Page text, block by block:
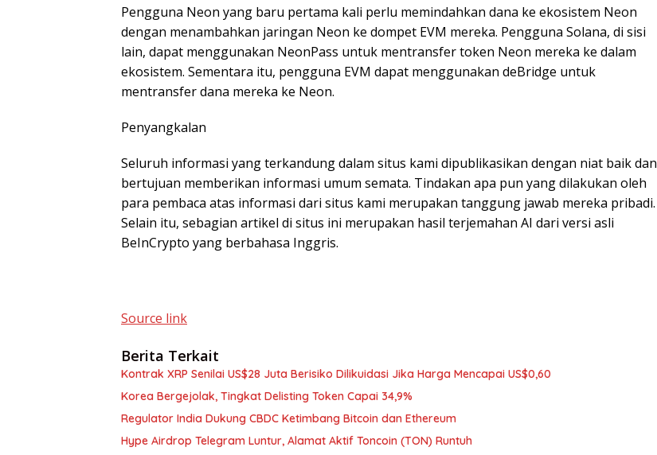
Pengguna Neon yang baru pertama kali perlu memindahkan dana ke ekosistem Neon
dengan menambahkan jaringan Neon ke dompet EVM mereka. Pengguna Solana, di sisi
lain, dapat menggunakan NeonPass untuk mentransfer token Neon mereka ke dalam
ekosistem. Sementara itu, pengguna EVM dapat menggunakan deBridge untuk
mentransfer dana mereka ke Neon.
Penyangkalan
Seluruh informasi yang terkandung dalam situs kami dipublikasikan dengan niat baik dan
bertujuan memberikan informasi umum semata. Tindakan apa pun yang dilakukan oleh
para pembaca atas informasi dari situs kami merupakan tanggung jawab mereka pribadi.
Selain itu, sebagian artikel di situs ini merupakan hasil terjemahan AI dari versi asli
BeInCrypto yang berbahasa Inggris.
Source link
Berita Terkait
Kontrak XRP Senilai US$28 Juta Berisiko Dilikuidasi Jika Harga Mencapai US$0,60
Korea Bergejolak, Tingkat Delisting Token Capai 34,9%
Regulator India Dukung CBDC Ketimbang Bitcoin dan Ethereum
Hype Airdrop Telegram Luntur, Alamat Aktif Toncoin (TON) Runtuh